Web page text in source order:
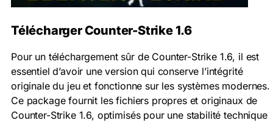
Télécharger Counter-Strike 1.6
Pour un téléchargement sûr de Counter-Strike 1.6, il est
essentiel d’avoir une version qui conserve l’intégrité
originale du jeu et fonctionne sur les systèmes modernes.
Ce package fournit les fichiers propres et originaux de
Counter-Strike 1.6, optimisés pour une stabilité technique